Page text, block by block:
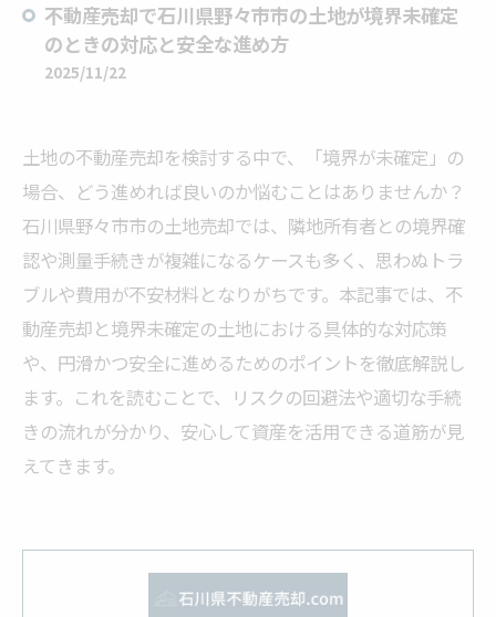
不動産売却で石川県野々市市の土地が境界未確定
のときの対応と安全な進め方
2025/11/22
土地の不動産売却を検討する中で、「境界が未確定」の
場合、どう進めれば良いのか悩むことはありませんか？
石川県野々市市の土地売却では、隣地所有者との境界確
認や測量手続きが複雑になるケースも多く、思わぬトラ
ブルや費用が不安材料となりがちです。本記事では、不
動産売却と境界未確定の土地における具体的な対応策
や、円滑かつ安全に進めるためのポイントを徹底解説し
ます。これを読むことで、リスクの回避法や適切な手続
きの流れが分かり、安心して資産を活用できる道筋が見
えてきます。